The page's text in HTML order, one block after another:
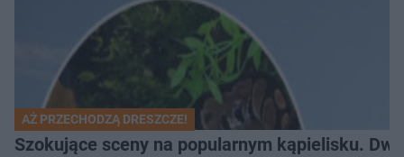
AŻ PRZECHODZĄ DRESZCZE!
Szokujące sceny na popularnym kąpielisku.